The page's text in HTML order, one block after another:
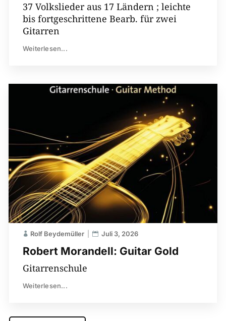
37 Volkslieder aus 17 Ländern ; leichte
bis fortgeschrittene Bearb. für zwei
Gitarren
Weiterlesen...
Robert Morandell: Guitar Gold
Rolf Beydemüller Juli 3, 2026
Gitarrenschule
Weiterlesen...